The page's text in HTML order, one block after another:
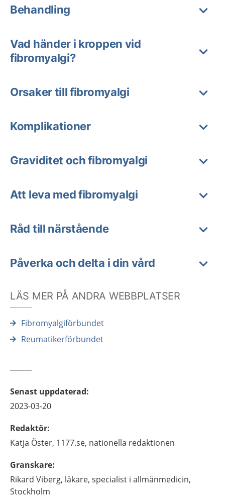
Behandling
Vad händer i kroppen vid
fibromyalgi?
Orsaker till fibromyalgi
Komplikationer
Graviditet och fibromyalgi
Att leva med fibromyalgi
Råd till närstående
Påverka och delta i din vård
LÄS MER PÅ ANDRA WEBBPLATSER
Fibromyalgiförbundet
Reumatikerförbundet
Senast uppdaterad:
2023-03-20
Redaktör:
Katja Öster, 1177.se, nationella redaktionen
Granskare:
Rikard Viberg, läkare, specialist i allmänmedicin,
Stockholm